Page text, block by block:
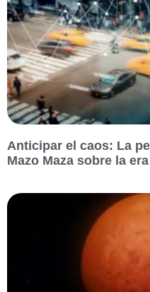
Anticipar el caos: La
Mazo Maza sobre la